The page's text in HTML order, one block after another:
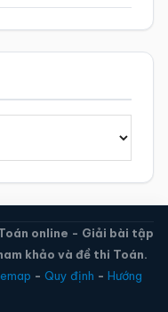
online - Giải bài tập
khảo và đề thi Toán.
- Quy định - Hướng